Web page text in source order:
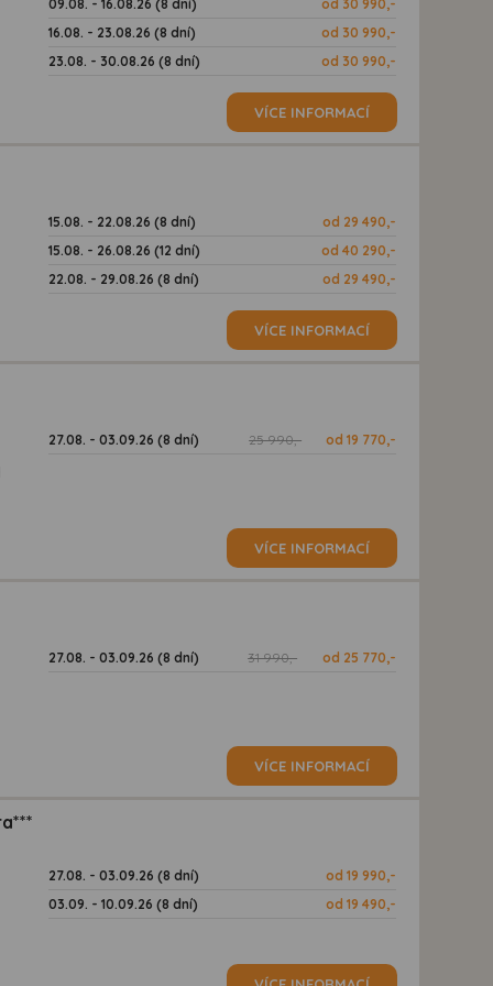
09.08. - 16.08.26 (8 dní)
od 30 990,-
16.08. - 23.08.26 (8 dní)
od 30 990,-
23.08. - 30.08.26 (8 dní)
od 30 990,-
VÍCE INFORMACÍ
15.08. - 22.08.26 (8 dní)
od 29 490,-
15.08. - 26.08.26 (12 dní)
od 40 290,-
22.08. - 29.08.26 (8 dní)
od 29 490,-
VÍCE INFORMACÍ
27.08. - 03.09.26 (8 dní) 25 990,- od 19 770,-
VÍCE INFORMACÍ
27.08. - 03.09.26 (8 dní) 31 990,- od 25 770,-
VÍCE INFORMACÍ
27.08. - 03.09.26 (8 dní)
od 19 990,-
03.09. - 10.09.26 (8 dní)
od 19 490,-